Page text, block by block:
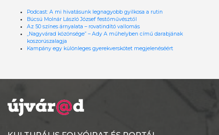
Podcast: A mi hivatásunk legnagyobb gyilkosa a rutin
Búcsú Molnár László József festőművésztől
Az 50 színes árnyalata – rovatindító vallomás
„Nagyvárad közönsége” – Ady A műhelyben című darabjának
koszorúszalagja
Kampány egy különleges gyerekverskötet megjelenéséért